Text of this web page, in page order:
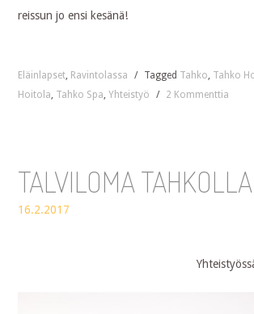
reissun jo ensi kesänä!
Eläinlapset, Ravintolassa / Tagged Tahko, Tahko
Hoitola, Tahko Spa,Yhteistyö / 2 Kommenttia
TALVILOMA TAHKOLLA
16.2.2017